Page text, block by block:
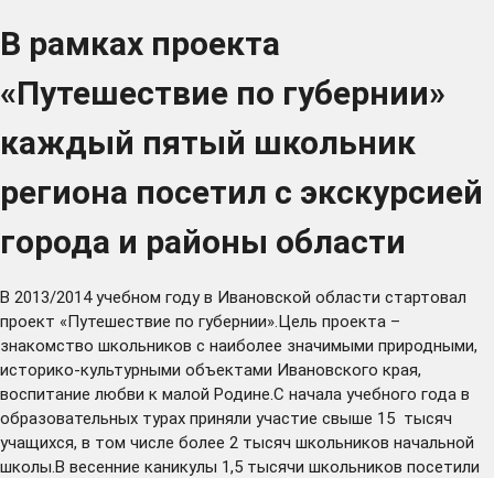
В рамках проекта
«Путешествие по губернии»
каждый пятый школьник
региона посетил с экскурсией
города и районы области
В 2013/2014 учебном году в Ивановской области стартовал
проект «Путешествие по губернии».Цель проекта –
знакомство школьников с наиболее значимыми природными,
историко-культурными объектами Ивановского края,
воспитание любви к малой Родине.С начала учебного года в
образовательных турах приняли участие свыше 15 тысяч
учащихся, в том числе более 2 тысяч школьников начальной
школы.В весенние каникулы 1,5 тысячи школьников посетили